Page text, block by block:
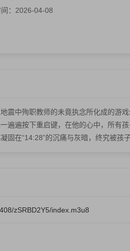
： 2026-04-08
震中殉职教师的未竟执念所化成的游
遍遍按下重启键，在他的心中，所有
固在“14:28”的沉痛与灰暗，终究被孩
zSRBD2Y5/index.m3u8